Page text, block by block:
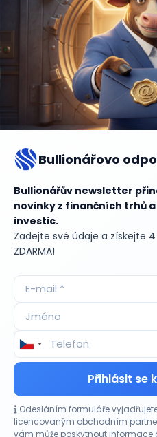
Bullionářovo
Bullionářův newsletter
novinky z finančních trhů
investic.
Zadejte své údaje a získejte
ZDARMA!
Přihlásit se
Odesláním formuláře
licencovaným obchodním
vám může poskytnout informace
Aktuální
CO HÝBE TRHEM